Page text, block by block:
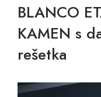
BLANCO
KAMEN s
rešetka